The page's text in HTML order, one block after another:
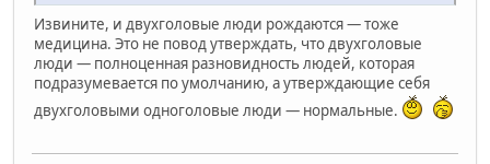
Извините, и двухголовые люди рождаются — тоже
медицина. Это не повод утверждать, что двухголовые
люди — полноценная разновидность людей, которая
подразумевается по умолчанию, а утверждающие себя
двухголовыми одноголовые люди — нормальные.